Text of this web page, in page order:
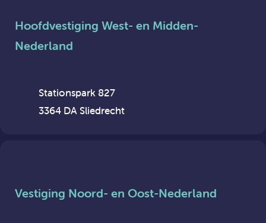
Hoofdvestiging West- en Midden-
Nederland
Stationspark 827
3364 DA Sliedrecht
Vestiging Noord- en Oost-Nederland